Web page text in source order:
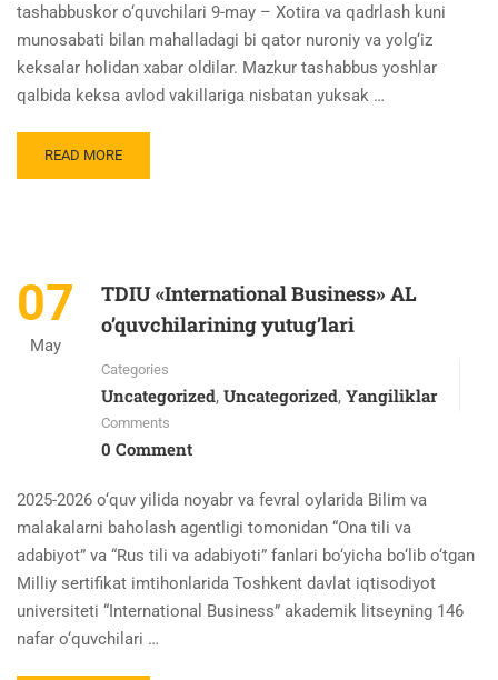
tashabbuskor o‘quvchilari 9-may – Xotira va qadrlash kuni
munosabati bilan mahalladagi bi qator nuroniy va yolg‘iz
keksalar holidan xabar oldilar. Mazkur tashabbus yoshlar
qalbida keksa avlod vakillariga nisbatan yuksak …
READ MORE
07
May
TDIU «International Business» AL
o’quvchilarining yutug’lari
Categories
Uncategorized, Uncategorized, Yangiliklar
Comments
0 Comment
2025-2026 o‘quv yilida noyabr va fevral oylarida Bilim va
malakalarni baholash agentligi tomonidan “Ona tili va
adabiyot” va “Rus tili va adabiyoti” fanlari bo‘yicha bo‘lib o‘tgan
Milliy sertifikat imtihonlarida Toshkent davlat iqtisodiyot
universiteti “International Business” akademik litseyning 146
nafar o‘quvchilari …